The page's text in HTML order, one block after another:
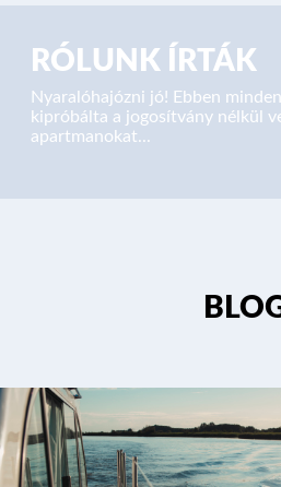
RÓLUNK ÍRTÁK
Nyaralóhajózni jó! Ebben
kipróbálta a jogosítvány nélkül
apartmanokat...